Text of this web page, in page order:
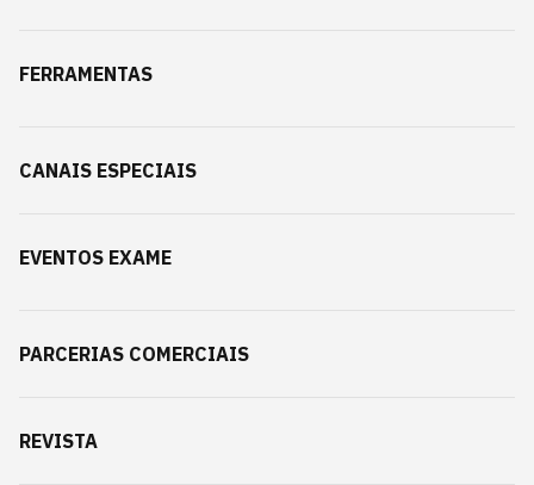
FERRAMENTAS
CANAIS ESPECIAIS
EVENTOS EXAME
PARCERIAS COMERCIAIS
REVISTA